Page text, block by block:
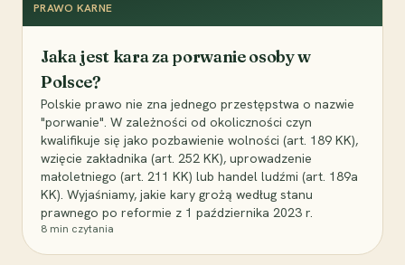
PRAWO KARNE
Jaka jest kara za porwanie osoby w
Polsce?
Polskie prawo nie zna jednego przestępstwa o nazwie
"porwanie". W zależności od okoliczności czyn
kwalifikuje się jako pozbawienie wolności (art. 189 KK),
wzięcie zakładnika (art. 252 KK), uprowadzenie
małoletniego (art. 211 KK) lub handel ludźmi (art. 189a
KK). Wyjaśniamy, jakie kary grożą według stanu
prawnego po reformie z 1 października 2023 r.
8 min czytania